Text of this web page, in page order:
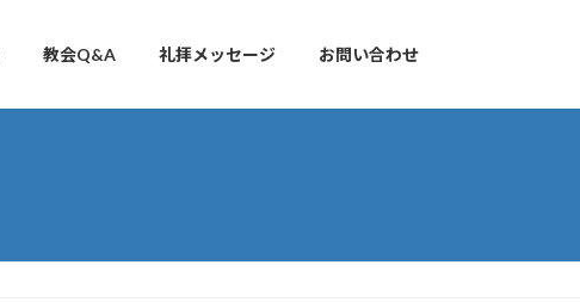
教会Q&A 礼拝メッセージ お問い合わせ